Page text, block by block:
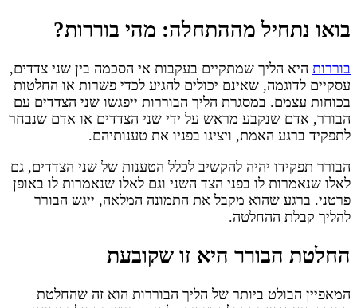
בואו נתחיל מההתחלה: מהי בוררות?
בוררות היא הליך שמתקיים בעקבות אי הסכמה בין שני צדדים,
עסקיים לדוגמה, שאינם יכולים להגיע לכדי פשרות או החלטות
בכוחות עצמם. במסגרת הליך הבוררות ייפגשו שני הצדדים עם
הבורר, אדם שנקבע מראש על ידי שני הצדדים או אדם שנבחר
לתפקיד ברגע האמת, ויציגו בפניו את טענותיהם.
הבורר תפקידו יהיה להקשיב לכלל הטענות של שני הצדדים, גם
לאלו שנאמרות לו בפני הצד השני וגם לאלו שנאמרות לו באופן
פרטני. ברגע שהוא מקבל את התמונה המלאה, ייגש הבורר
להליך קבלת ההחלטה.
החלטת הבורר היא זו שקובעת
המאפיין הבולט ביותר של הליך הבוררות הוא זה שהחלטת